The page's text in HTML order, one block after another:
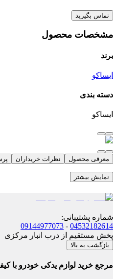
تماس بگیرید
مشخصات محصول
برند
ایساکو
دسته بندی
ایساکو
معرفی محصول نظرات خریداران
نمایش بیشتر
شماره پشتیبانی:
04532182614
-
09144977073
پخش مستقیم از درب انبار مرکزی
بازگشت به بالا
مرجع خرید لوازم یدکی خودرو با